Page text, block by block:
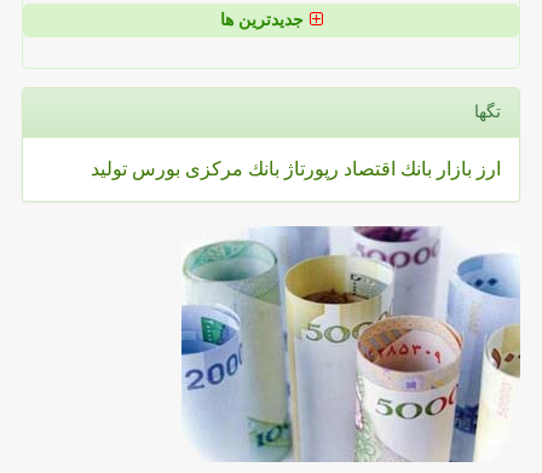
جدیدترین ها
تگها
ارز بازار بانك اقتصاد رپورتاژ بانك مركزی بورس تولید